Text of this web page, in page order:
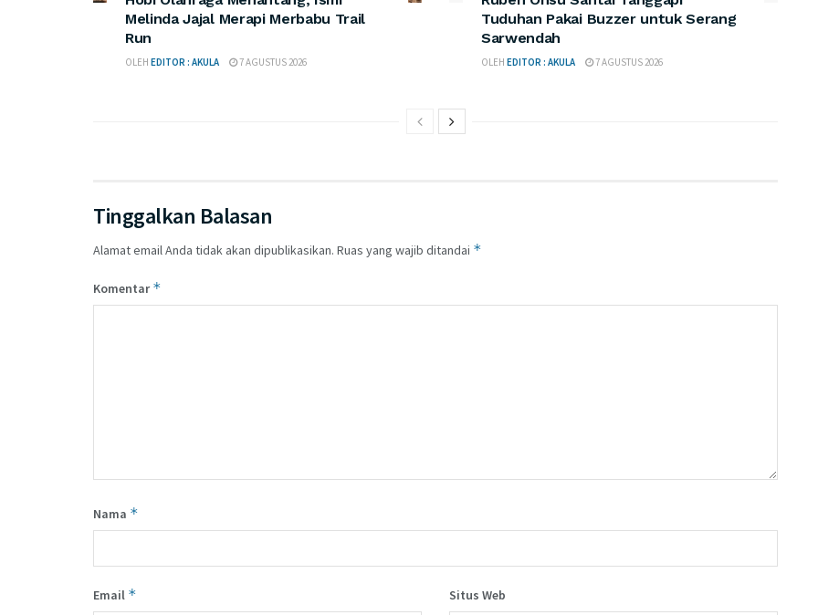
Melinda Jajal Merapi Merbabu Trail
Run
OLEH EDITOR : AKULA 7 AGUSTUS 2026
Tuduhan Pakai Buzzer untuk Serang
Sarwendah
OLEH EDITOR : AKULA 7 AGUSTUS 2026
Tinggalkan Balasan
Alamat email Anda tidak akan dipublikasikan. Ruas yang wajib ditandai *
Komentar*
Nama *
Email * Situs Web